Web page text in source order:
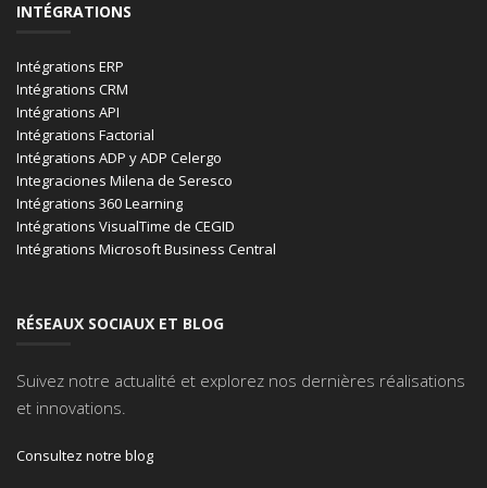
INTÉGRATIONS
Intégrations ERP
Intégrations CRM
Intégrations API
Intégrations Factorial
Intégrations ADP y ADP Celergo
Integraciones Milena de Seresco
Intégrations 360 Learning
Intégrations VisualTime de CEGID
Intégrations Microsoft Business Central
RÉSEAUX SOCIAUX ET BLOG
Suivez notre actualité et explorez nos dernières réalisations
et innovations.
Consultez notre blog